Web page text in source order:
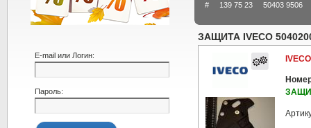
# 139 75 23 50403 9506
ЗАЩИТА IVECO
E-mail или Логин:
Пароль: